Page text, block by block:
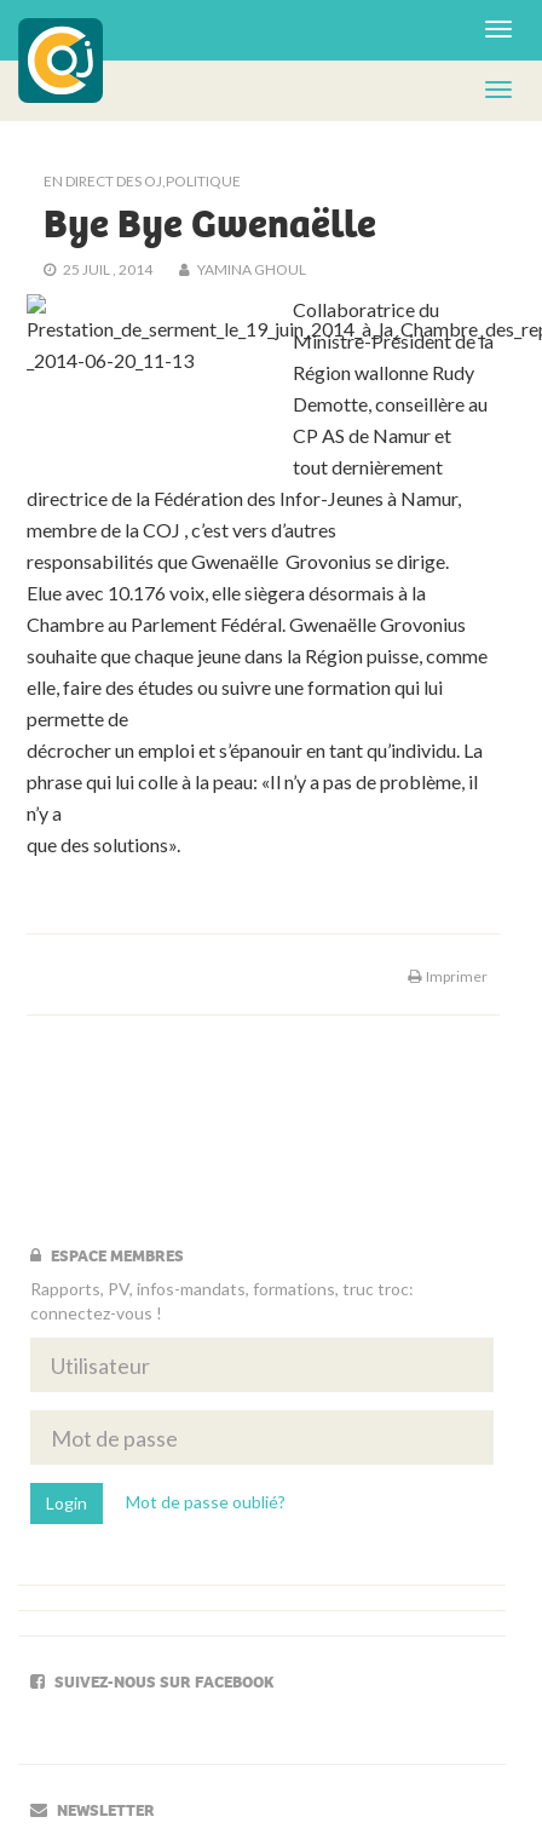
EN DIRECT DES OJ POLITIQUE
Bye Bye Gwenaëlle
25 JUIL , 2014 YAMINA GHOUL
Collaboratrice du
Ministre-Président de la
Région wallonne Rudy
Demotte, conseillère au
CP AS de Namur et
tout dernièrement
directrice de la Fédération des Infor-Jeunes à Namur,
membre de la COJ , c’est vers d’autres
responsabilités que Gwenaëlle Grovonius se dirige.
Elue avec 10.176 voix, elle siègera désormais à la
Chambre au Parlement Fédéral. Gwenaëlle Grovonius
souhaite que chaque jeune dans la Région puisse, comme
elle, faire des études ou suivre une formation qui lui
permette de
décrocher un emploi et s’épanouir en tant qu’individu. La
phrase qui lui colle à la peau: «Il n’y a pas de problème, il
n’y a
que des solutions».
Imprimer
ESPACE MEMBRES
Rapports, PV, infos-mandats, formations, truc troc:
connectez-vous !
Mot de passe oublié?
SUIVEZ-NOUS SUR FACEBOOK
NEWSLETTER